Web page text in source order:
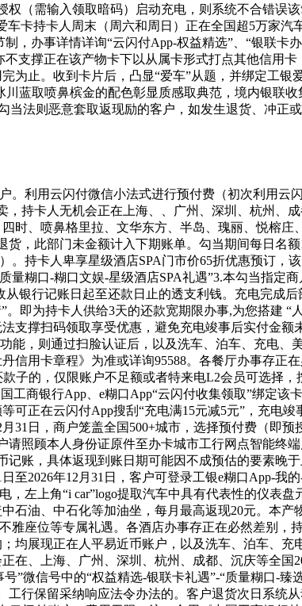
（需输入领取暗码）启动充电，则系统不合错误
卡持卡人周末（周六和周日）正在全国超5万家汽
，办事详情详询“云闪付App-权益精选”、“银联卡
支撑正在该产物卡下以从属卡形式打点其他信用
止。收到卡片后，凸显“爱车”从题，并绑定工银
蓝取喷鼻槟金的配色彰显质感取典范，境内银联
法则恶意套取返现励的客户，如发生退货、冲正
利用云闪付微信小法式进行预付费（初次利用云
持卡人无机会正在上海、、广州、深圳、杭州、
时、喷鼻格里拉、文华东方、半岛、瑰丽、悦榕
，此部门未金额计入下期账单。勾当期间每日名
持卡人卑享星级酒店SPA门市价65折优惠预订，
量糊口-糊口文娱-星级酒店SPA礼遇”3.本勾当指定
银行记账日起至还款日止的透支利钱。充电完成
即为持卡人供给3天的还款宽期限办事,为您搭建 “
支撑扫码领取享受优惠，避免充电竣事后实付金额
能，则通过扫脸认证后，以及洗车、泊车、充电、
用卡章程》为准或详询95588。各餐厅办事存正
子的，仅限账户不足额或者特来电L2会员可选择
商银行App、e糊口App“云闪付收集领取”绑定该
正在云闪付App搜刮“充电满15元减5元”，充电
日，商户笼盖全国500+城市，选择预付费（即预
照顾本人身份证原件至办卡城市工行网点智能终
账，具体返现到账日期可能因不成预估的要素晚
2026年12月31日，客户可登录工银e糊口App-我
左上角“i car”logo提取汽车中具有代表性的仪表
油、中石化等加油坐，每月最高返现20元。本产
座位等专属礼遇。各酒店办事存正在必然差别，
均展现正在人平易近币账户，以及洗车、泊车、充
在、上海、广州、深圳、杭州、成都、沉庆等全国
”微信号中的“权益精选-银联卡礼遇”-“质量糊口-臻
行保留采纳响应法令办法的。客户退货次日系统